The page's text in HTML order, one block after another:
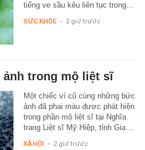
tiếng ve sầu kêu liên tục trong…
SỨC KHỎE - 2 giờ trước
trong mộ liệt sĩ
Một chiếc ví cũ cùng những bức
ảnh đã phai màu được phát hiện
trong phần mộ liệt sĩ tại Nghĩa
trang Liệt sĩ Mỹ Hiệp, tỉnh Gia…
XÃ HỘI - 2 giờ trước